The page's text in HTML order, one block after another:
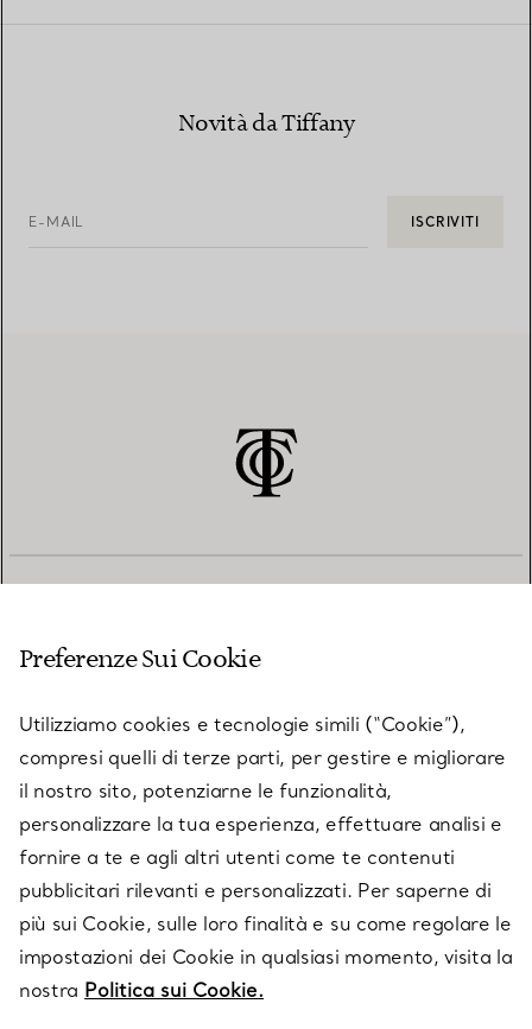
Novità da Tiffany
E-MAIL ISCRIVITI
SU TIFFANY & CO.
LEGALE
SEGUICI
Preferenze Sui Cookie
Utilizziamo cookies e tecnologie simili (“Cookie”),
compresi quelli di terze parti, per gestire e migliorare
il nostro sito, potenziarne le funzionalità,
personalizzare la tua esperienza, effettuare analisi e
fornire a te e agli altri utenti come te contenuti
pubblicitari rilevanti e personalizzati. Per saperne di
più sui Cookie, sulle loro finalità e su come regolare le
impostazioni dei Cookie in qualsiasi momento, visita la
nostra Politica sui Cookie.